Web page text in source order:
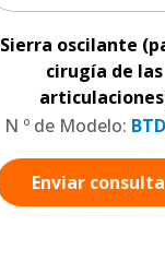
Sierra oscilante
cirugía de las
N º de Modelo:
Enviar consulta